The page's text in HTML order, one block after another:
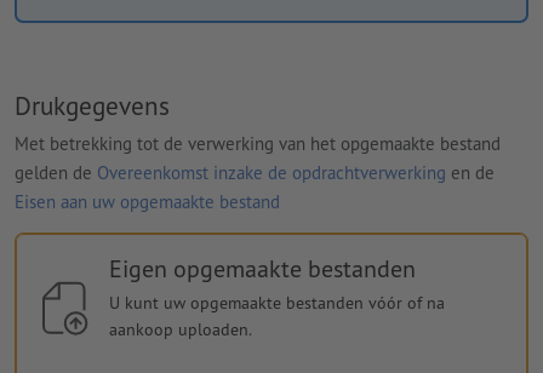
Drukgegevens
Met betrekking tot de verwerking van het opgemaakte bestand
gelden de Overeenkomst inzake de opdrachtverwerking en de
Eisen aan uw opgemaakte bestand
Eigen opgemaakte bestanden
U kunt uw opgemaakte bestanden vóór of na
aankoop uploaden.